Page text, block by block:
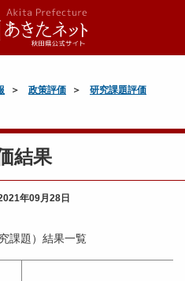
政策評価
研究課題評価
結果
年09月28日
課題）結果一覧